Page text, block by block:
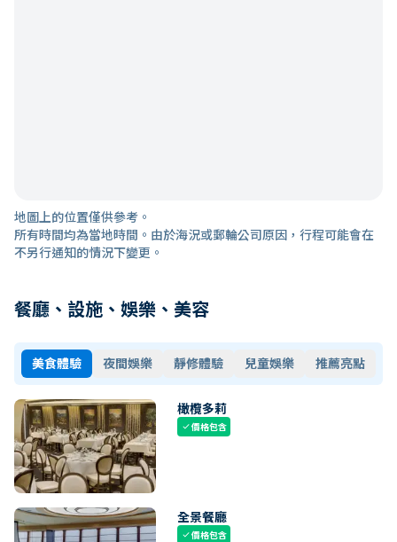
地圖上的位置僅供參考。
所有時間均為當地時間。由於海況或郵輪公司原因，行程可能會在
不另行通知的情況下變更。
餐廳、設施、娛樂、美容
美食體驗 夜間娛樂 靜修體驗 兒童娛樂 推薦亮點
橄欖多莉
check價格包含
全景餐廳
check價格包含